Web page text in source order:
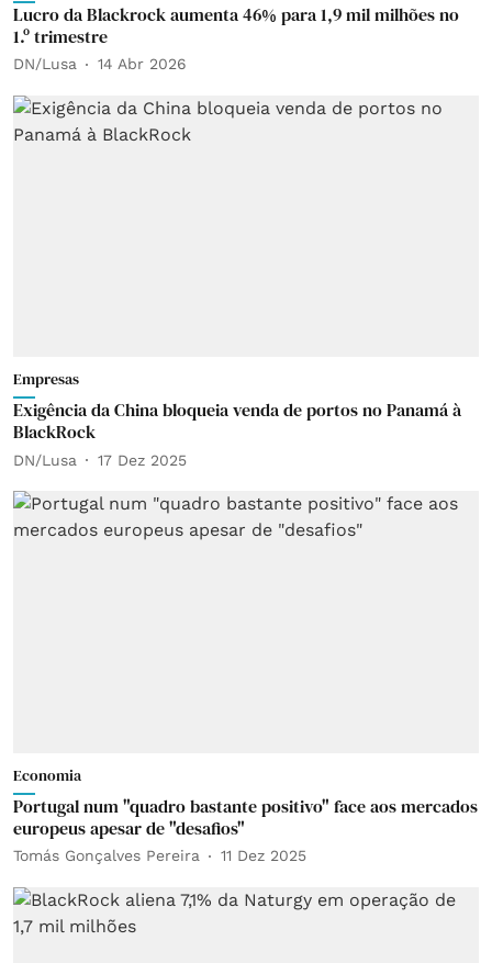
Lucro da Blackrock aumenta 46% para 1,9 mil milhões no
1.º trimestre
DN/Lusa 14 Abr 2026
Empresas
Exigência da China bloqueia venda de portos no Panamá à
BlackRock
DN/Lusa 17 Dez 2025
Economia
Portugal num "quadro bastante positivo" face aos mercados
europeus apesar de "desafios"
Tomás Gonçalves Pereira 11 Dez 2025